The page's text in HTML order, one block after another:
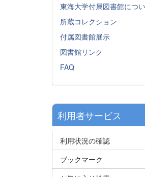
東海大学付属図書館につ
所蔵コレクション
付属図書館展示
図書館リンク
FAQ
利用者サービス
利用状況の確認
ブックマーク